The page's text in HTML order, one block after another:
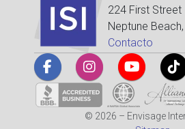
224 First Street
Neptune
Contacto
© 2026 – Envisage